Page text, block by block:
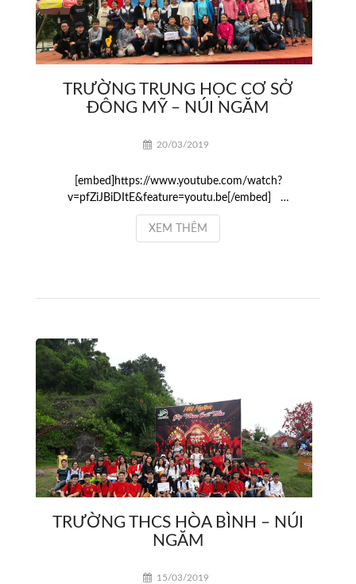
TRƯỜNG TRUNG HỌC CƠ SỞ
ĐÔNG MỸ – NÚI NGĂM
20/03/2019
[embed]https://www.youtube.com/watch?
v=pfZiJBiDItE&feature=youtu.be[/embed] …
XEM THÊM
TRƯỜNG THCS HÒA BÌNH – NÚI
NGĂM
15/03/2019